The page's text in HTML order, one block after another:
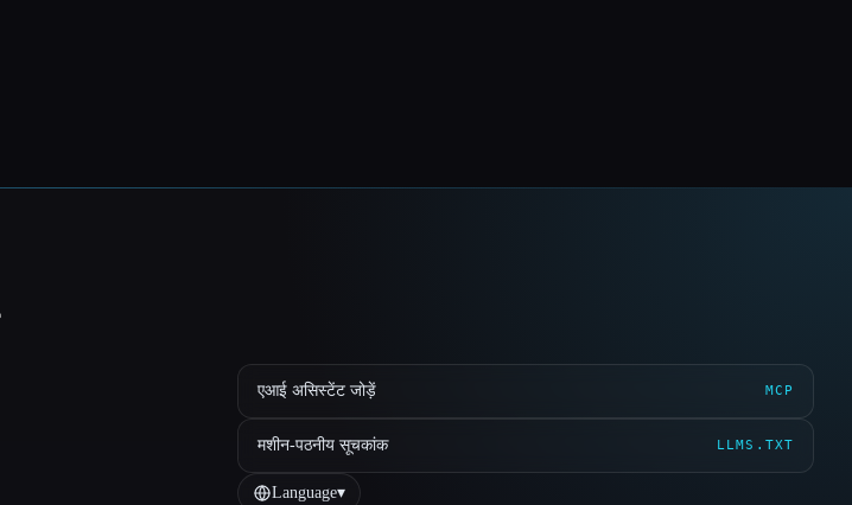
एआई असिस्टेंट जोड़ें MCP
मशीन-पठनीय सूचकांक LLMS.TXT
Language▾